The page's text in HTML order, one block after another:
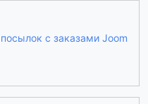
с заказами Joom